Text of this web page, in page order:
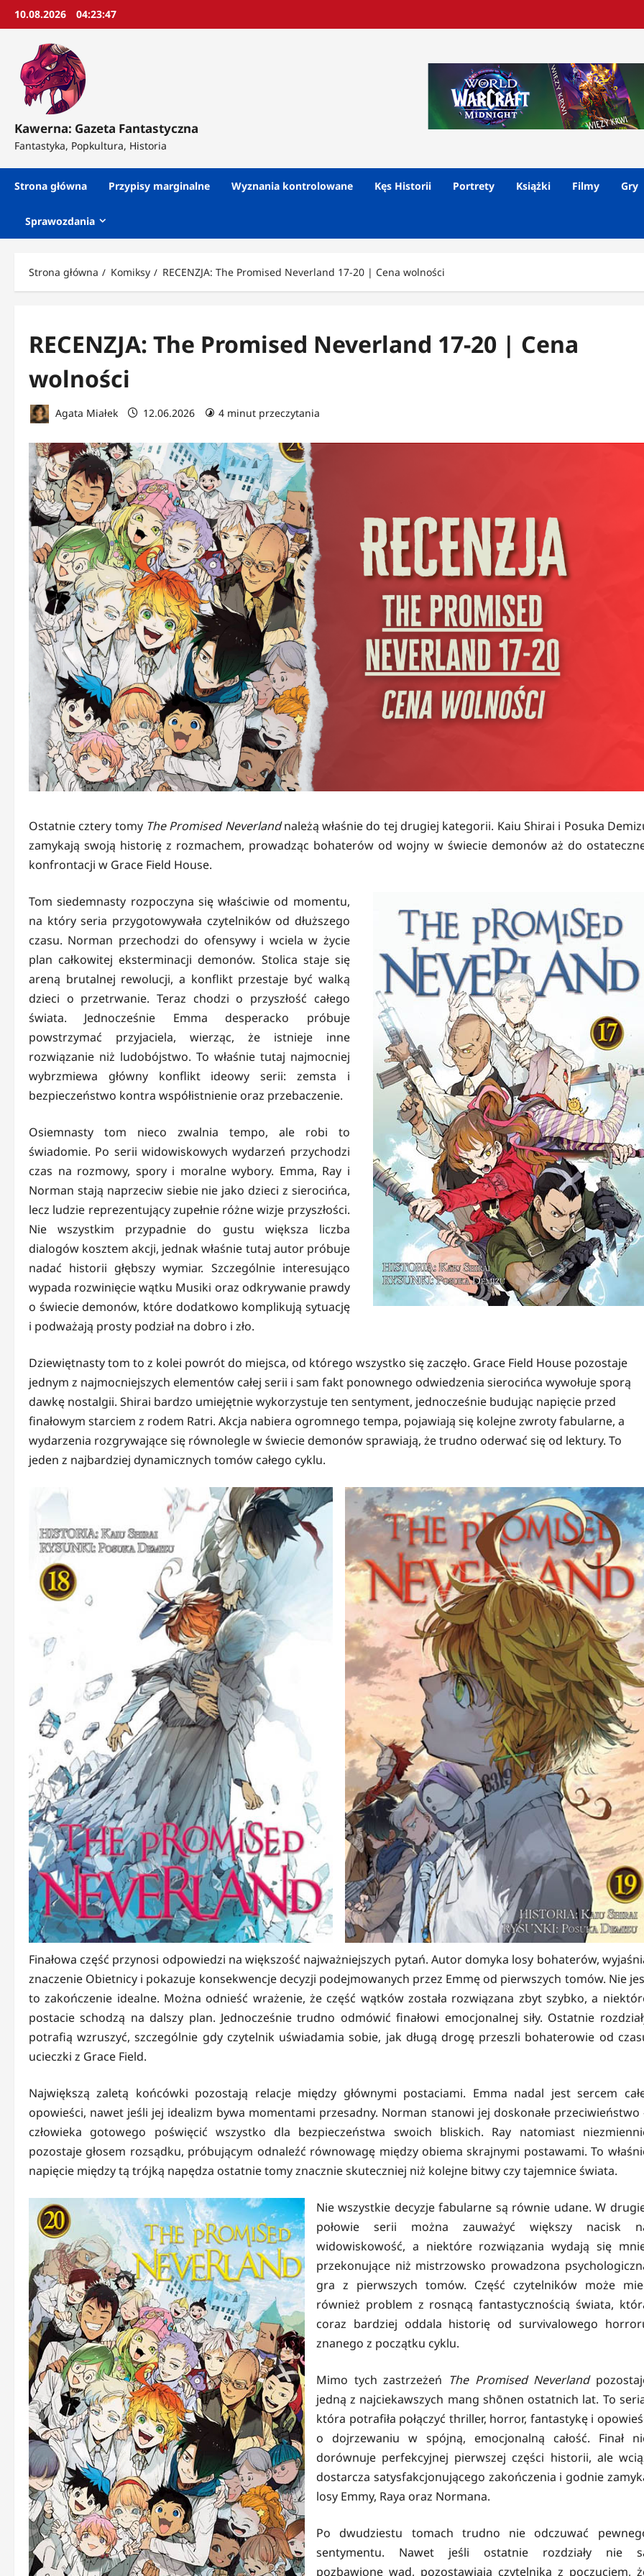
Przejdź10.08.2026 04:23:49
Kawerna: Gazeta Fantastyczna
Fantastyka, Popkultura, Historia
Strona główna Przypisy marginalne Wyznania kontrolowane Kęs Historii Portrety Książki Filmy Gry
Sprawozdania
Strona główna Komiksy RECENZJA: The Promised Neverland 17-20 | Cena wolności
RECENZJA: The Promised Neverland 17-20 | Cena
wolności
Agata Miałek 12.06.2026 4 minut przeczytania
Ostatnie cztery tomy The Promised Neverlandnależą właśnie do tej drugiej kategorii. Kaiu Shirai i Posuka
zamykają swoją historię z rozmachem, prowadząc bohaterów od wojny w świecie demonów aż do
konfrontacji w Grace Field House.
Tom siedemnasty rozpoczyna się właściwie od momentu,
na który seria przygotowywała czytelników od dłuższego
czasu. Norman przechodzi do ofensywy i wciela w życie
plan całkowitej eksterminacji demonów. Stolica staje się
areną brutalnej rewolucji, a konflikt przestaje być walką
dzieci o przetrwanie. Teraz chodzi o przyszłość całego
świata. Jednocześnie Emma desperacko próbuje
powstrzymać przyjaciela, wierząc, że istnieje inne
rozwiązanie niż ludobójstwo. To właśnie tutaj najmocniej
wybrzmiewa główny konflikt ideowy serii: zemsta i
bezpieczeństwo kontra współistnienie oraz przebaczenie.
Osiemnasty tom nieco zwalnia tempo, ale robi to
świadomie. Po serii widowiskowych wydarzeń przychodzi
czas na rozmowy, spory i moralne wybory. Emma, Ray i
Norman stają naprzeciw siebie nie jako dzieci z sierocińca,
lecz ludzie reprezentujący zupełnie różne wizje przyszłości.
Nie wszystkim przypadnie do gustu większa liczba
dialogów kosztem akcji, jednak właśnie tutaj autor próbuje
nadać historii głębszy wymiar. Szczególnie interesująco
wypada rozwinięcie wątku Musiki oraz odkrywanie prawdy
o świecie demonów, które dodatkowo komplikują sytuację
i podważają prosty podział na dobro i zło.
Dziewiętnasty tom to z kolei powrót do miejsca, od którego wszystko się zaczęło. Grace Field House pozostaje
jednym z najmocniejszych elementów całej serii i sam fakt ponownego odwiedzenia sierocińca wywołuje sporą
dawkę nostalgii. Shirai bardzo umiejętnie wykorzystuje ten sentyment, jednocześnie budując napięcie przed
finałowym starciem z rodem Ratri. Akcja nabiera ogromnego tempa, pojawiają się kolejne zwroty fabularne, a
wydarzenia rozgrywające się równolegle w świecie demonów sprawiają, że trudno oderwać się od lektury. To
jeden z najbardziej dynamicznych tomów całego cyklu.
Finałowa część przynosi odpowiedzi na większość najważniejszych pytań. Autor domyka losy bohaterów,
znaczenie Obietnicy i pokazuje konsekwencje decyzji podejmowanych przez Emmę od pierwszych tomów. Nie
to zakończenie idealne. Można odnieść wrażenie, że część wątków została rozwiązana zbyt szybko, a
postacie schodzą na dalszy plan. Jednocześnie trudno odmówić finałowi emocjonalnej siły. Ostatnie
potrafią wzruszyć, szczególnie gdy czytelnik uświadamia sobie, jak długą drogę przeszli bohaterowie od
ucieczki z Grace Field.
Największą zaletą końcówki pozostają relacje między głównymi postaciami. Emma nadal jest sercem
opowieści, nawet jeśli jej idealizm bywa momentami przesadny. Norman stanowi jej doskonałe przeciwieństwo
człowieka gotowego poświęcić wszystko dla bezpieczeństwa swoich bliskich. Ray natomiast
pozostaje głosem rozsądku, próbującym odnaleźć równowagę między obiema skrajnymi postawami. To
napięcie między tą trójką napędza ostatnie tomy znacznie skuteczniej niż kolejne bitwy czy tajemnice świata.
Nie wszystkie decyzje fabularne są równie udane. W
połowie serii można zauważyć większy nacisk
widowiskowość, a niektóre rozwiązania wydają się
przekonujące niż mistrzowsko prowadzona
gra z pierwszych tomów. Część czytelników może
również problem z rosnącą fantastycznością świata,
coraz bardziej oddala historię od survivalowego
znanego z początku cyklu.
Mimo tych zastrzeżeń The Promised Neverland
jedną z najciekawszych mang shōnen ostatnich lat. To
która potrafiła połączyć thriller, horror, fantastykę i
o dojrzewaniu w spójną, emocjonalną całość. Finał
dorównuje perfekcyjnej pierwszej części historii, ale
dostarcza satysfakcjonującego zakończenia i godnie
losy Emmy, Raya oraz Normana.
Po dwudziestu tomach trudno nie odczuwać
sentymentu. Nawet jeśli ostatnie rozdziały nie
pozbawione wad, pozostawiają czytelnika z poczuciem,